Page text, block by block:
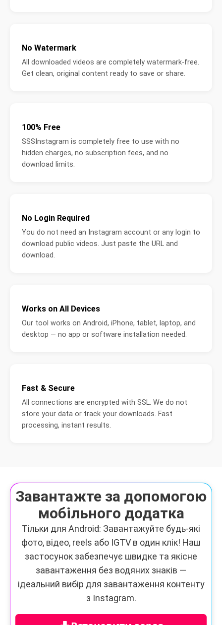
No Watermark
All downloaded videos are completely watermark-free.
Get clean, original content ready to save or share.
100% Free
SSSInstagram is completely free to use with no
hidden charges, no subscription fees, and no
download limits.
No Login Required
You do not need an Instagram account or any login to
download public videos. Just paste the URL and
download.
Works on All Devices
Our tool works on Android, iPhone, tablet, laptop, and
desktop — no app or software installation needed.
Fast & Secure
All connections are encrypted with SSL. We do not
store your data or track your downloads. Fast
processing, instant results.
Завантажте за допомогою
мобільного додатка
Тільки для Android: Завантажуйте будь-які
фото, відео, reels або IGTV в один клік! Наш
застосунок забезпечує швидке та якісне
завантаження без водяних знаків —
ідеальний вибір для завантаження контенту
з Instagram.